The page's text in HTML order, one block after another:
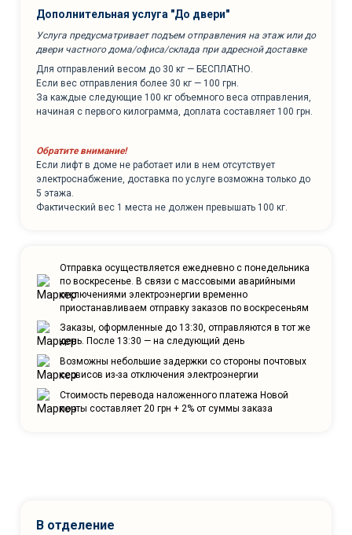
Дополнительная услуга "До двери"
Услуга предусматривает подъем отправления на этаж или до
двери частного дома/офиса/склада при адресной доставке
Для отправлений весом до 30 кг — БЕСПЛАТНО.
Если вес отправления более 30 кг — 100 грн.
За каждые следующие 100 кг объемного веса отправления,
начиная с первого килограмма, доплата составляет 100 грн.
Обратите внимание!
Если лифт в доме не работает или в нем отсутствует
электроснабжение, доставка по услуге возможна только до
5 этажа.
Фактический вес 1 места не должен превышать 100 кг.
Отправка осуществляется ежедневно с понедельника
по воскресенье. В связи с массовыми аварийными
отключениями электроэнергии временно
приостанавливаем отправку заказов по воскресеньям
Заказы, оформленные до 13:30, отправляются в тот же
день. После 13:30 — на следующий день
Возможны небольшие задержки со стороны почтовых
сервисов из-за отключения электроэнергии
Стоимость перевода наложенного платежа Новой
почты составляет 20 грн + 2% от суммы заказа
В отделение